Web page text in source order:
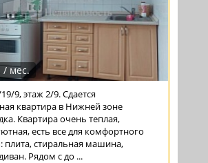
/ мес.
9, этаж 2/9. Сдается
квартира в Нижней зоне
Квартира очень теплая,
есть все для комфортного
плита, стиральная машина,
Рядом с до ...